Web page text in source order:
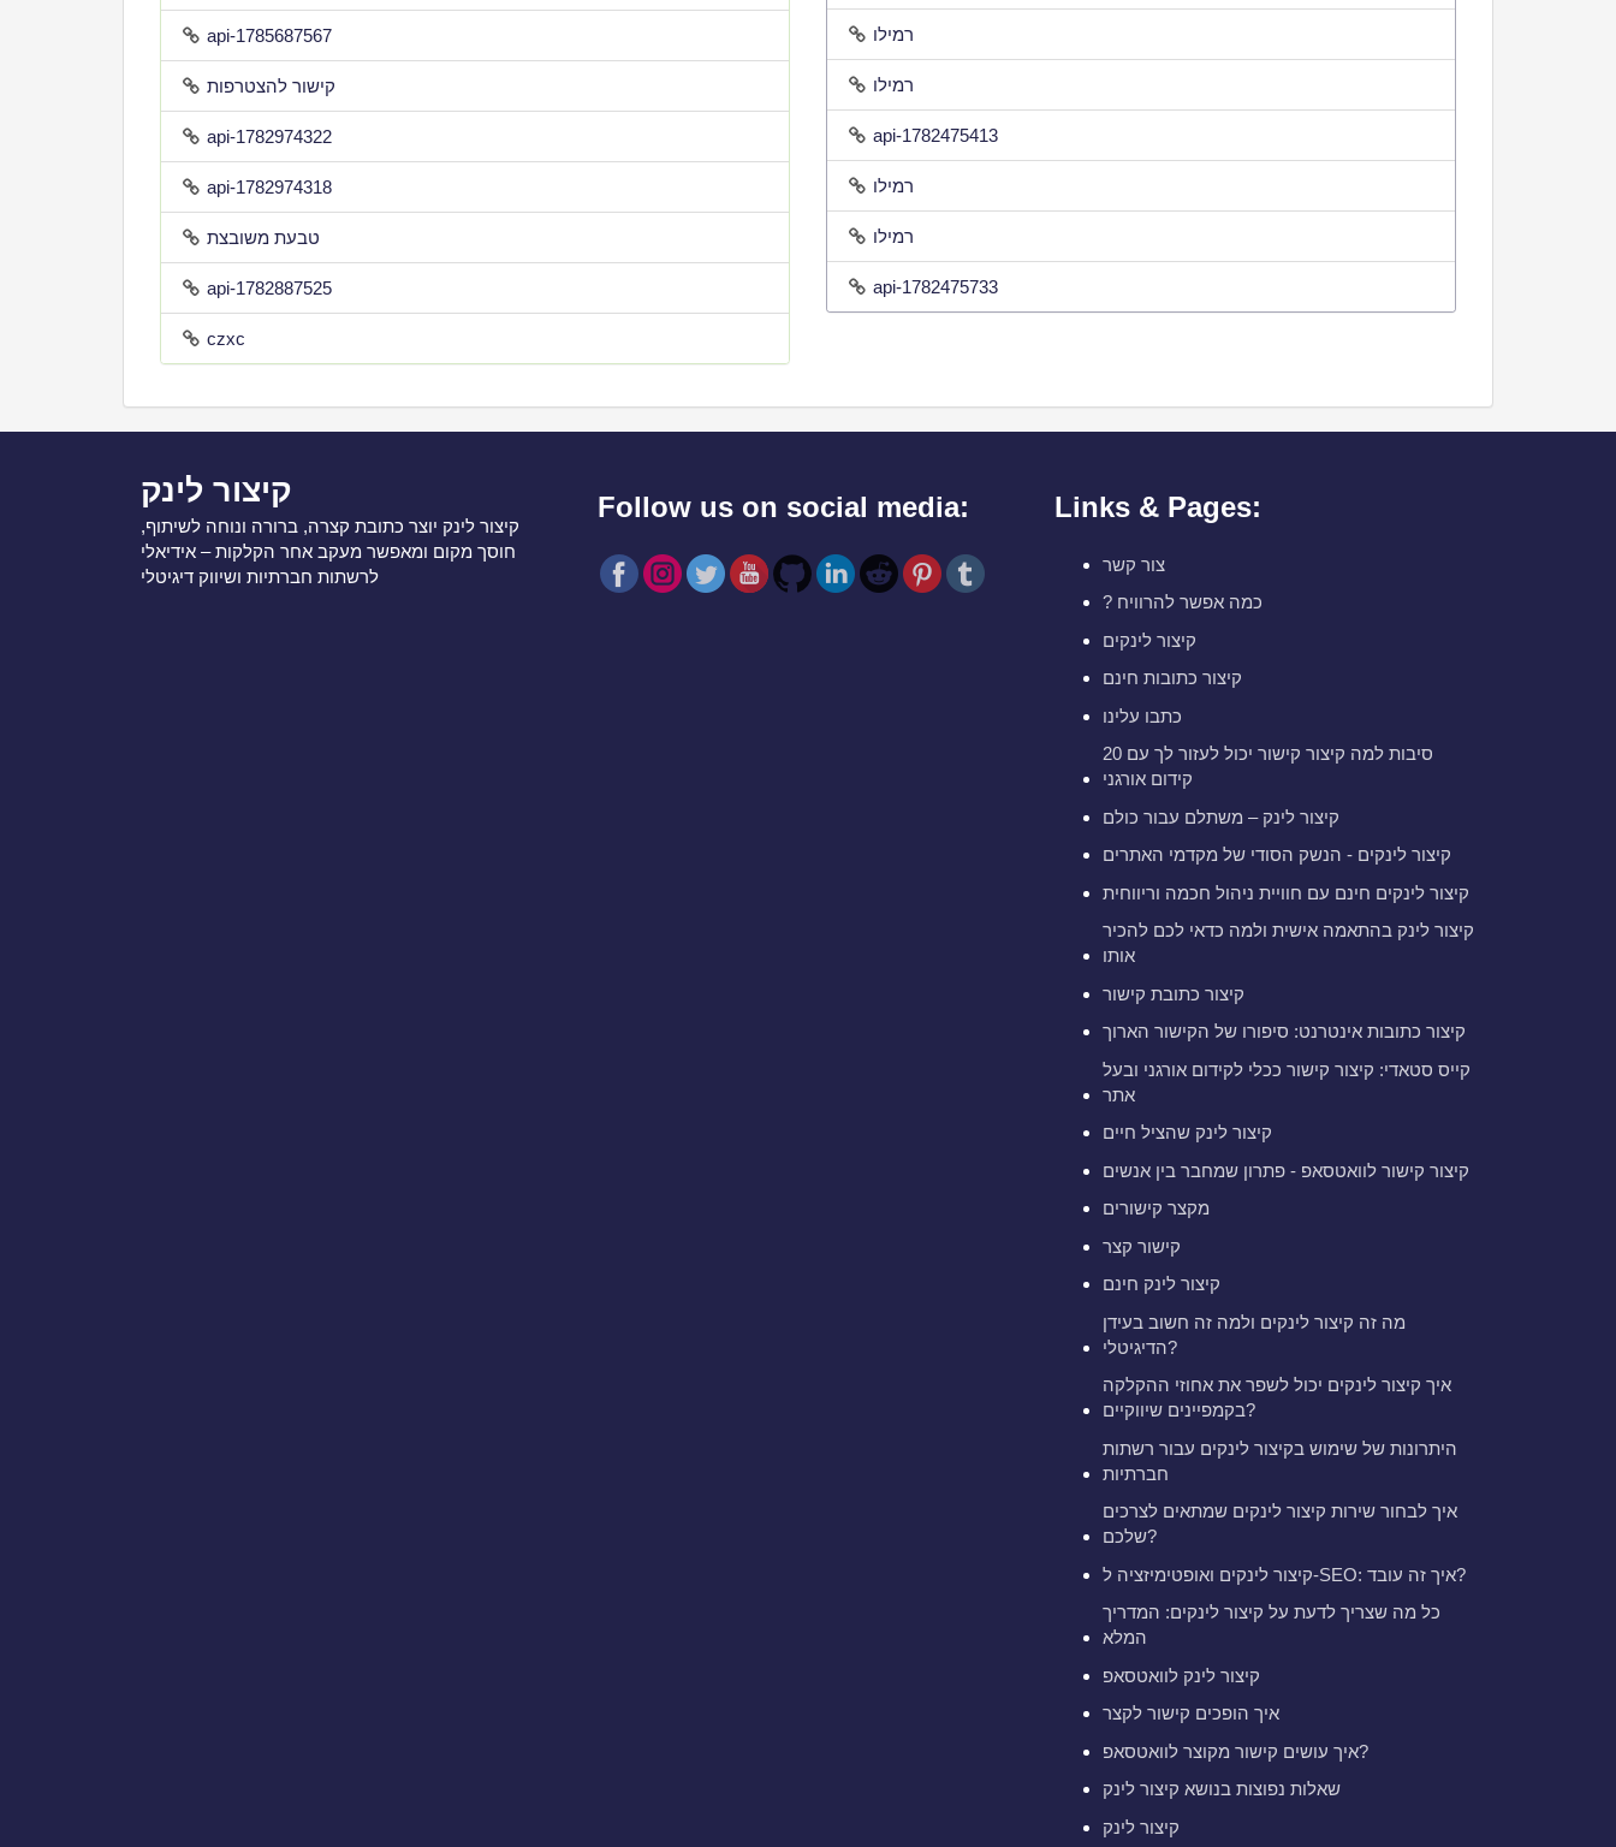
api-1785687567
קישור להצטרפות
api-1782974322
api-1782974318
טבעת משובצת
api-1782887525
czxc
רמילו
רמילו
api-1782475413
רמילו
רמילו
api-1782475733
קיצור לינק
קיצור לינק יוצר כתובת קצרה, ברורה ונוחה לשיתוף,
חוסך מקום ומאפשר מעקב אחר הקלקות – אידיאלי
לרשתות חברתיות ושיווק דיגיטלי
Follow us on social media: Links & Pages:
צור קשר
? כמה אפשר להרוויח
קיצור לינקים
קיצור כתובות חינם
כתבו עלינו
20 סיבות למה קיצור קישור יכול לעזור לך עם
קידום אורגני
קיצור לינק – משתלם עבור כולם
קיצור לינקים - הנשק הסודי של מקדמי האתרים
קיצור לינקים חינם עם חוויית ניהול חכמה וריווחית
קיצור לינק בהתאמה אישית ולמה כדאי לכם להכיר
אותו
קיצור כתובת קישור
קיצור כתובות אינטרנט: סיפורו של הקישור הארוך
קייס סטאדי: קיצור קישור ככלי לקידום אורגני ובעל
אתר
קיצור לינק שהציל חיים
קיצור קישור לוואטסאפ - פתרון שמחבר בין אנשים
מקצר קישורים
קישור קצר
קיצור לינק חינם
מה זה קיצור לינקים ולמה זה חשוב בעידן
הדיגיטלי?
איך קיצור לינקים יכול לשפר את אחוזי ההקלקה
בקמפיינים שיווקיים?
היתרונות של שימוש בקיצור לינקים עבור רשתות
חברתיות
איך לבחור שירות קיצור לינקים שמתאים לצרכים
שלכם?
קיצור לינקים ואופטימיזציה ל-SEO: איך זה עובד?
כל מה שצריך לדעת על קיצור לינקים: המדריך
המלא
קיצור לינק לוואטסאפ
איך הופכים קישור לקצר
איך עושים קישור מקוצר לוואטסאפ?
שאלות נפוצות בנושא קיצור לינק
קיצור לינק